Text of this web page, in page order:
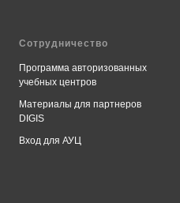
Сотрудничество
Программа авторизованных
учебных центров
Материалы для партнеров
DIGIS
Вход для АУЦ